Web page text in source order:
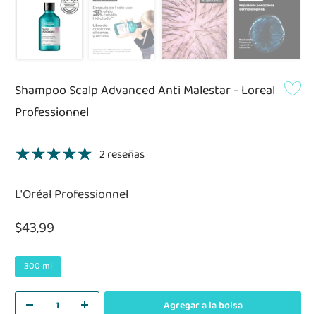
Shampoo Scalp Advanced Anti Malestar - Loreal
Professionnel
2 reseñas
L'Oréal Professionnel
$43,99
300 ml
Agregar a la bolsa